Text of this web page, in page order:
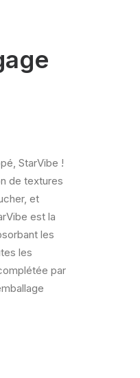
StarVibe !
de textures
et
est la
les
les
par